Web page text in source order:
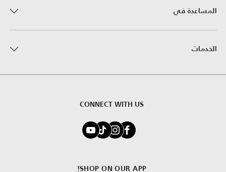
المساعدة في
الخدمات
CONNECT WITH US
SHOP ON OUR APP!